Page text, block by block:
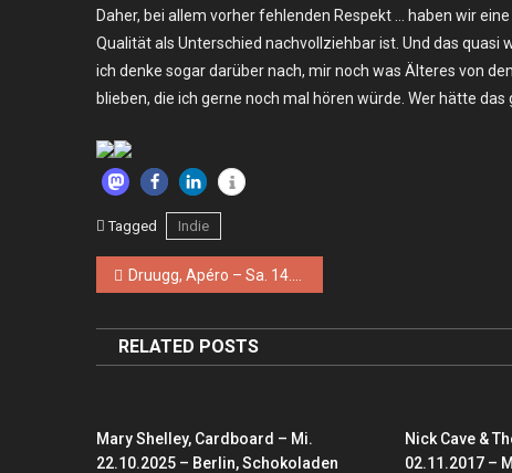
Daher, bei allem vorher fehlenden Respekt … haben wir
Qualität als Unterschied nachvollziehbar ist. Und das quasi
ich denke sogar darüber nach, mir noch was Älteres von
blieben, die ich gerne noch mal hören würde. Wer hätte das
Tagged Indie
Beitragsnavigation
Druugg, Apéro – Sa. 14.02.2026 – Berlin, Schokoladen
RELATED POSTS
Mary Shelley, Cardboard – Mi.
22.10.2025 – Berlin, Schokoladen
Nick Cave &
02.11.2017 –